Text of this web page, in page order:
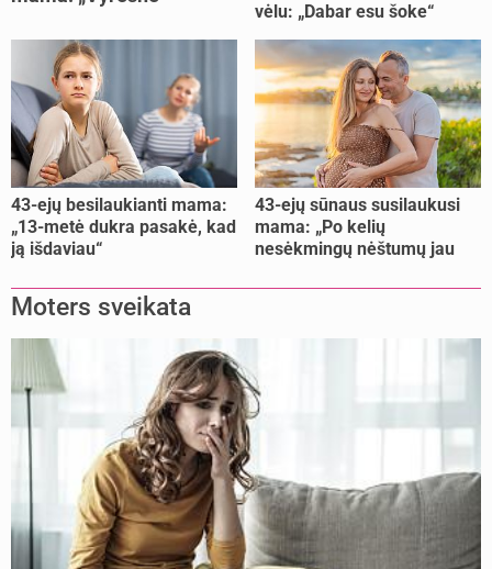
lengviau“
vėlu: „Dabar esu šoke“
43-ejų besilaukianti mama:
„13-metė dukra pasakė, kad
ją išdaviau“
43-ejų sūnaus susilaukusi
mama: „Po kelių
nesėkmingų nėštumų jau
Moters sveikata